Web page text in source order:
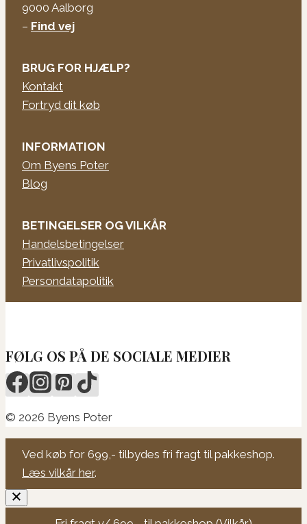
9000 Aalborg
– Find vej
BRUG FOR HJÆLP?
Kontakt
Fortryd dit køb
INFORMATION
Om Byens Poter
Blog
BETINGELSER OG VILKÅR
Handelsbetingelser
Privatlivspolitik
Persondatapolitik
FØLG OS PÅ DE SOCIALE MEDIER
© 2026 Byens Poter
Ved køb for 699,- tilbydes fri fragt til pakkeshop.
Læs vilkår her.